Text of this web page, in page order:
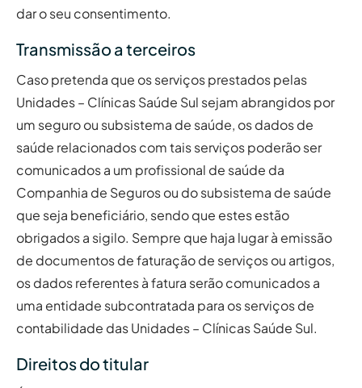
dar o seu consentimento.
Transmissão a terceiros
Caso pretenda que os serviços prestados pelas
Unidades – Clínicas Saúde Sul sejam abrangidos por
um seguro ou subsistema de saúde, os dados de
saúde relacionados com tais serviços poderão ser
comunicados a um profissional de saúde da
Companhia de Seguros ou do subsistema de saúde
que seja beneficiário, sendo que estes estão
obrigados a sigilo. Sempre que haja lugar à emissão
de documentos de faturação de serviços ou artigos,
os dados referentes à fatura serão comunicados a
uma entidade subcontratada para os serviços de
contabilidade das Unidades – Clínicas Saúde Sul.
Direitos do titular